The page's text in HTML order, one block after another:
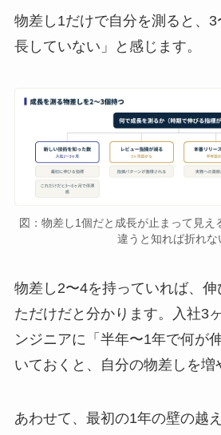
物差し1だけで自分を測ると、
長していない」と感じます。
図：物差し1個だと成長が止まって見え
違うと知れば折れな
物差し2〜4を持っていれば、
ただけだと分かります。入社3
ンジニアに「半年〜1年で何が
いておくと、自分の物差しを増
あわせて、最初の1年の壁の越